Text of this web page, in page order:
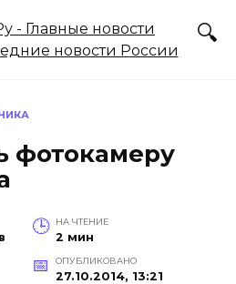
фотокамеру
НА ЧТЕНИЕ
2 мин
ОПУБЛИКОВАНО
27.10.2014, 13:21